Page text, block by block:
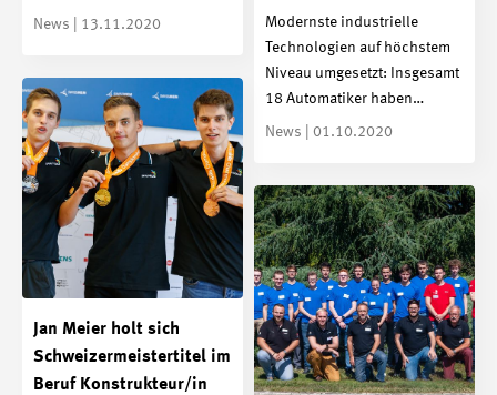
News | 13.11.2020
Modernste industrielle
Technologien auf höchstem
Niveau umgesetzt: Insgesamt
18 Automatiker haben…
News | 01.10.2020
Jan Meier holt sich
Schweizermeistertitel im
Beruf Konstrukteur/in